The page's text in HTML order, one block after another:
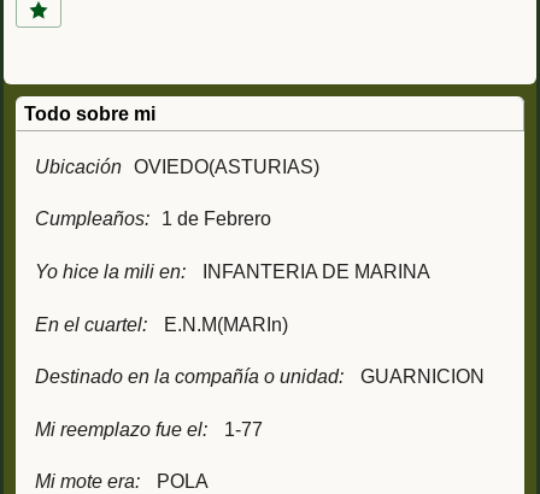
Todo sobre mi
Ubicación OVIEDO(ASTURIAS)
Cumpleaños: 1 de Febrero
Yo hice la mili en: INFANTERIA DE MARINA
En el cuartel: E.N.M(MARIn)
Destinado en la compañía o unidad: GUARNICION
Mi reemplazo fue el: 1-77
Mi mote era: POLA